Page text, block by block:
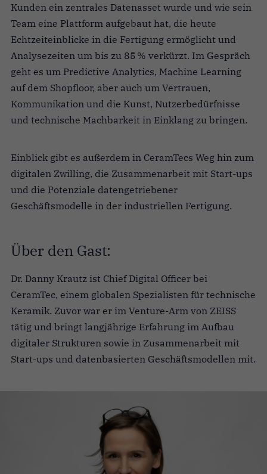
Kunden ein zentrales Datenasset wurde und wie sein
Team eine Plattform aufgebaut hat, die heute
Echtzeiteinblicke in die Fertigung ermöglicht und
Analysezeiten um bis zu 85 % verkürzt. Im Gespräch
geht es um Predictive Analytics, Machine Learning
auf dem Shopfloor, aber auch um Vertrauen,
Kommunikation und die Kunst, Nutzerbedürfnisse
und technische Machbarkeit in Einklang zu bringen.
Einblick gibt es außerdem in CeramTecs Weg hin zum
digitalen Zwilling, die Zusammenarbeit mit Start-ups
und die Potenziale datengetriebener
Geschäftsmodelle in der industriellen Fertigung.
Über den Gast:
Dr. Danny Krautz ist Chief Digital Officer bei
CeramTec, einem globalen Spezialisten für technische
Keramik. Zuvor war er im Venture-Arm von ZEISS
tätig und bringt langjährige Erfahrung im Aufbau
digitaler Strukturen sowie in Zusammenarbeit mit
Start-ups und datenbasierten Geschäftsmodellen mit.